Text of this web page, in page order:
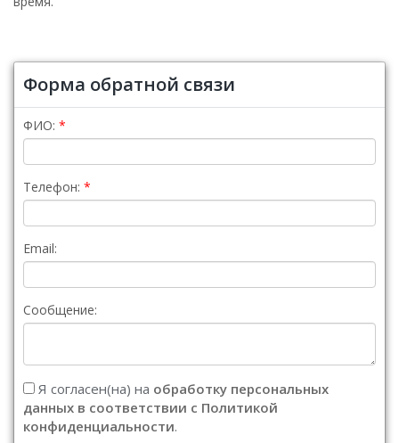
Форма обратной связи
ФИО:
Телефон:
Email:
Сообщение:
Я согласен(на) на обработку персональных
данных в соответствии с Политикой
конфиденциальности.